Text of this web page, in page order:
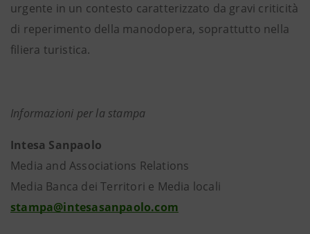
urgente in un contesto caratterizzato da gravi criticità
di reperimento della manodopera, soprattutto nella
filiera turistica.
Informazioni per la stampa
Intesa Sanpaolo
Media and Associations Relations
Media Banca dei Territori e Media locali
stampa@intesasanpaolo.com